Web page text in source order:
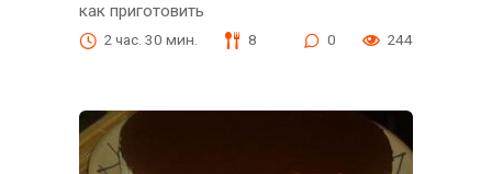
как приготовить
2 час. 30 мин. 8 0 244